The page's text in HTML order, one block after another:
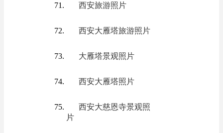
西安旅游照片
西安大雁塔旅游照片
大雁塔景观照片
西安大雁塔照片
西安大慈恩寺景观照
片